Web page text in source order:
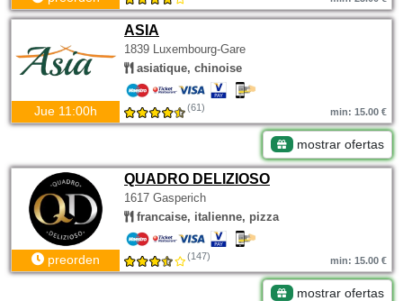
ASIA
1839 Luxembourg-Gare
asiatique, chinoise
Jue 11:00h (61) min: 15.00 €
mostrar ofertas
QUADRO DELIZIOSO
1617 Gasperich
francaise, italienne, pizza
preorden (147) min: 15.00 €
mostrar ofertas